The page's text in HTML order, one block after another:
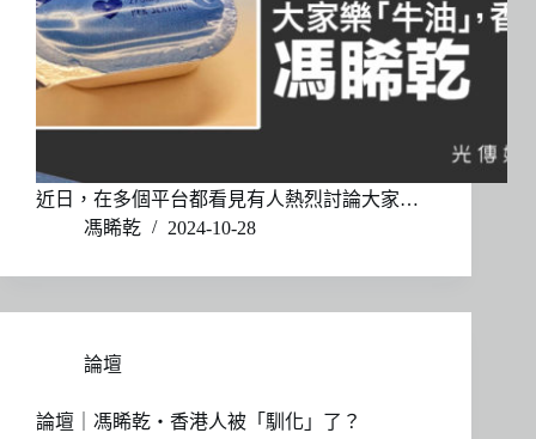
近日，在多個平台都看見有人熱烈討論大家…
馮睎乾
2024-10-28
論壇
論壇｜馮睎乾・香港人被「馴化」了？